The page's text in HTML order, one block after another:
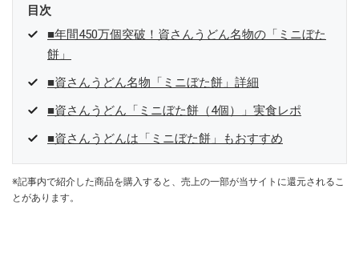
目次
■年間450万個突破！資さんうどん名物の「ミニぼた
餅」
■資さんうどん名物「ミニぼた餅」詳細
■資さんうどん「ミニぼた餅（4個）」実食レポ
■資さんうどんは「ミニぼた餅」もおすすめ
※記事内で紹介した商品を購入すると、売上の一部が当サイトに還元されるこ
とがあります。